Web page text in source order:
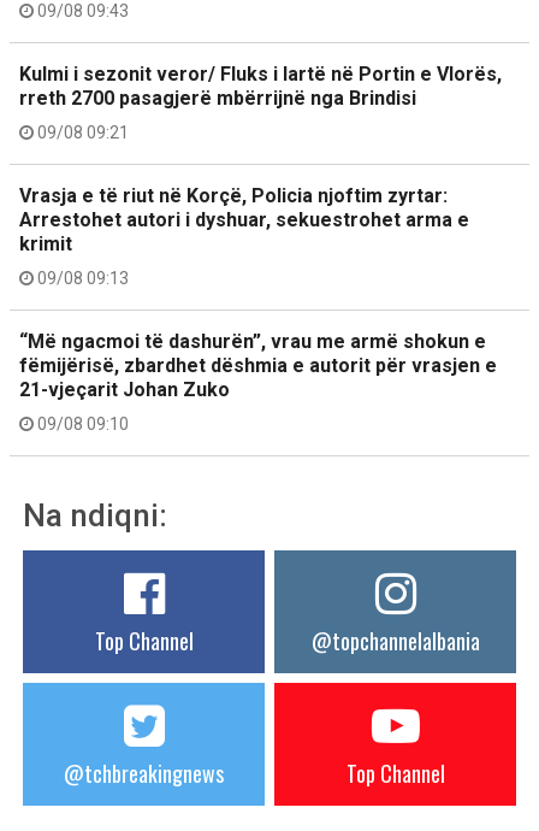
09/08 09:43
Kulmi i sezonit veror/ Fluks i lartë në Portin e Vlorës,
rreth 2700 pasagjerë mbërrijnë nga Brindisi
09/08 09:21
Vrasja e të riut në Korçë, Policia njoftim zyrtar:
Arrestohet autori i dyshuar, sekuestrohet arma e
krimit
09/08 09:13
“Më ngacmoi të dashurën”, vrau me armë shokun e
fëmijërisë, zbardhet dëshmia e autorit për vrasjen e
21-vjeçarit Johan Zuko
09/08 09:10
Na ndiqni:
Top Channel @topchannelalbania
@tchbreakingnews Top Channel